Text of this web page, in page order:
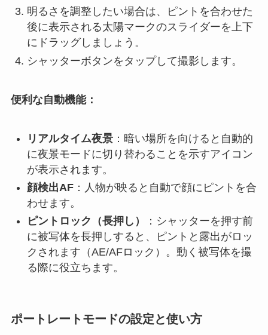
明るさを調整したい場合は、ピントを合わせた
後に表示される太陽マークのスライダーを上下
にドラッグしましょう。
シャッターボタンをタップして撮影します。
便利な自動機能：
リアルタイム夜景：暗い場所を向けると自動的
に夜景モードに切り替わることを示すアイコン
が表示されます。
顔検出AF：人物が映ると自動で顔にピントを合
わせます。
ピントロック（長押し）
：シャッターを押す前
に被写体を長押しすると、ピントと露出がロッ
クされます（AE/AFロック）。動く被写体を撮
る際に役立ちます。
ポートレートモードの設定と使い方